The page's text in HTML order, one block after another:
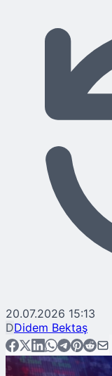
20.07.2026 15:13
DDidem Bektaş